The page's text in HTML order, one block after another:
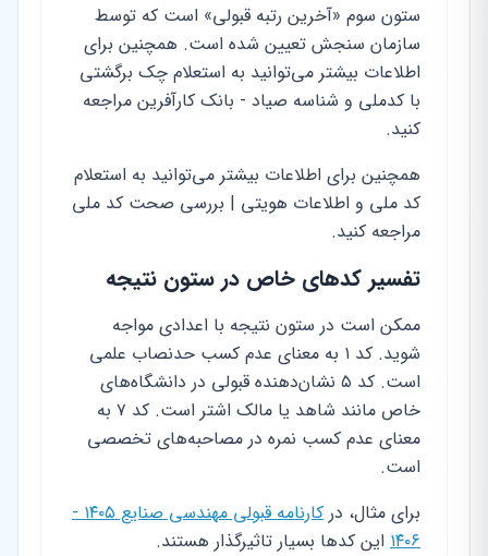
ستون سوم «آخرین رتبه قبولی» است که توسط
سازمان سنجش تعیین شده است. همچنین برای
اطلاعات بیشتر می‌توانید به استعلام چک برگشتی
با کدملی و شناسه صیاد - بانک کارآفرین مراجعه
کنید.
همچنین برای اطلاعات بیشتر می‌توانید به استعلام
کد ملی و اطلاعات هویتی | بررسی صحت کد ملی
مراجعه کنید.
تفسیر کدهای خاص در ستون نتیجه
ممکن است در ستون نتیجه با اعدادی مواجه
شوید. کد ۱ به معنای عدم کسب حدنصاب علمی
است. کد ۵ نشان‌دهنده قبولی در دانشگاه‌های
خاص مانند شاهد یا مالک اشتر است. کد ۷ به
معنای عدم کسب نمره در مصاحبه‌های تخصصی
است.
برای مثال، در
کارنامه قبولی مهندسی صنایع ۱۴۰۵ -
۱۴۰۶ این کدها بسیار تاثیرگذار هستند.